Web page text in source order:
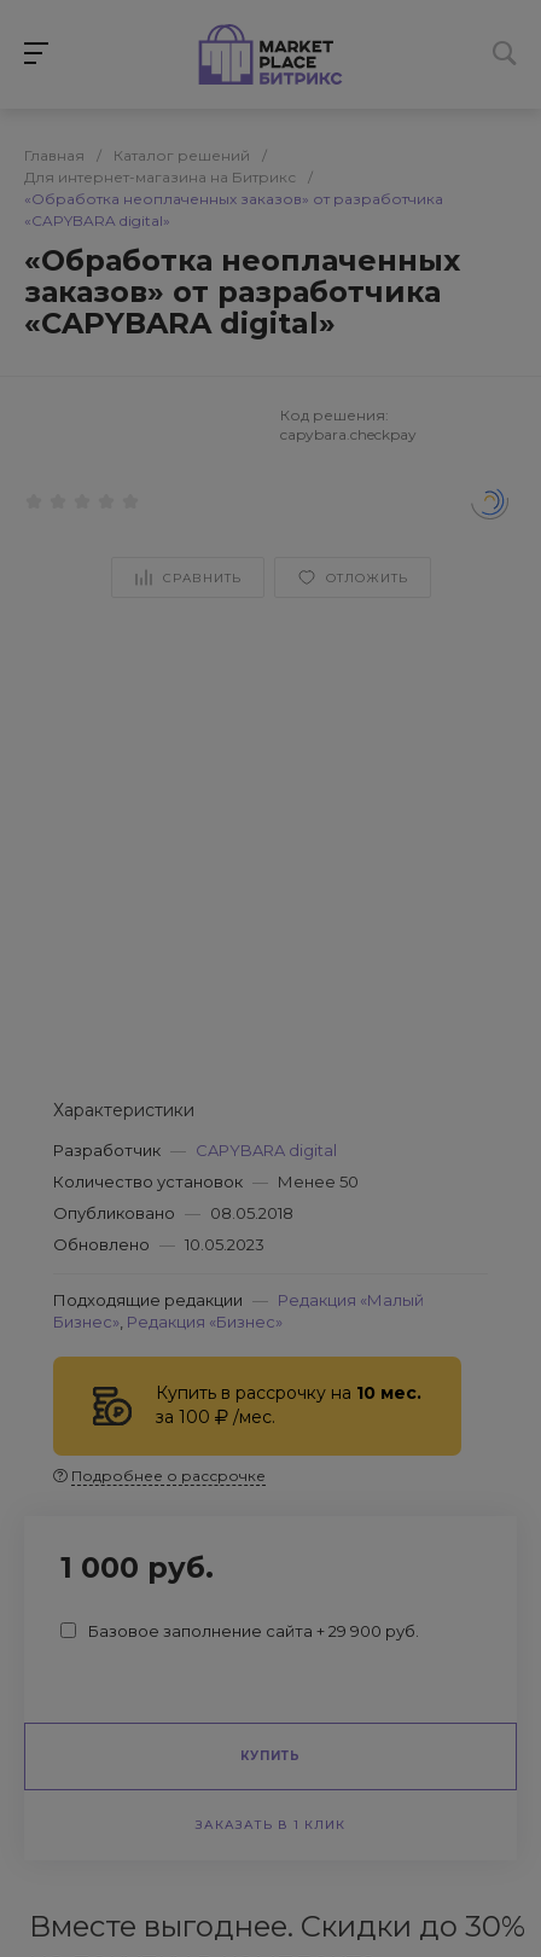
Главная / Каталог решений
/
Для интернет-магазина на Битрикс
/
«Обработка неоплаченных заказов» от разработчика
«CAPYBARA digital»
«Обработка неоплаченных
заказов» от разработчика
«CAPYBARA digital»
Код решения:
capybara.checkpay
СРАВНИТЬ ОТЛОЖИТЬ
Характеристики
Разработчик — CAPYBARA digital
Количество установок — Менее 50
Опубликовано — 08.05.2018
Обновлено — 10.05.2023
Подходящие редакции — Редакция «Малый
Бизнес» Редакция «Бизнес»
Купить в рассрочку на 10 мес.
за 100
/мес.
Подробнее о рассрочке
1 000 руб.
Базовое заполнение сайта + 29 900 руб.
КУПИТЬ
ЗАКАЗАТЬ В 1 КЛИК
Вместе выгоднее. Скидки до 30%